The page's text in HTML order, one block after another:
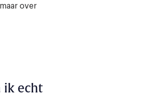
over
ik echt